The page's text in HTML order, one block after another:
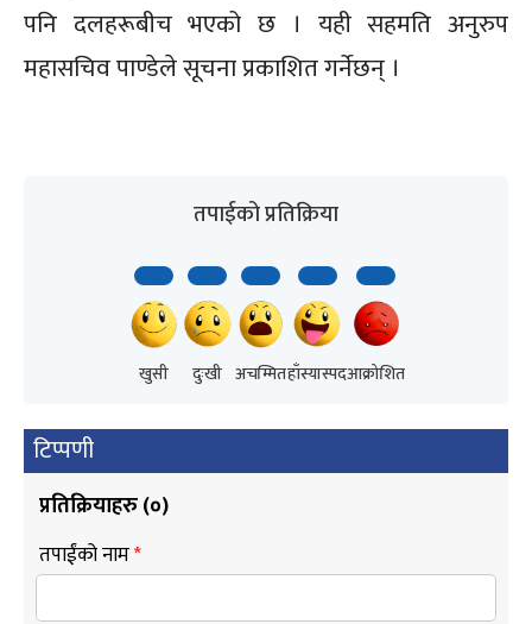
पनि दलहरूबीच भएको छ । यही सहमति अनुरुप
महासचिव पाण्डेले सूचना प्रकाशित गर्नेछन् ।
तपाईको प्रतिक्रिया
खुसी दुःखी अचम्मितहाँस्यास्पदआक्रोशित
टिप्पणी
प्रतिक्रियाहरु (०)
तपाईंको नाम*